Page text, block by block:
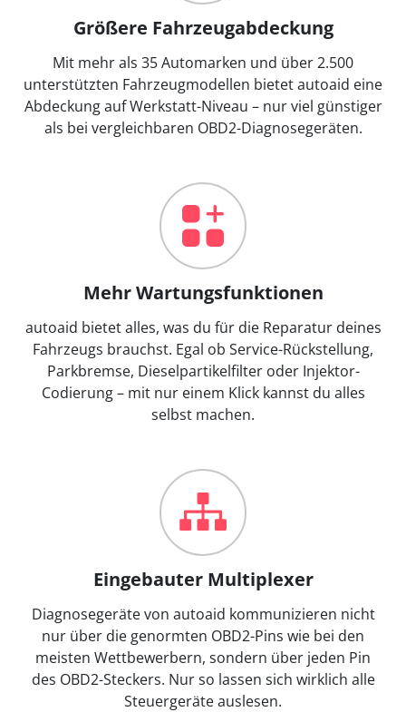
Größere Fahrzeugabdeckung
Mit mehr als 35 Automarken und über 2.500
unterstützten Fahrzeugmodellen bietet autoaid eine
Abdeckung auf Werkstatt-Niveau – nur viel günstiger
als bei vergleichbaren OBD2-Diagnosegeräten.
Mehr Wartungsfunktionen
autoaid bietet alles, was du für die Reparatur deines
Fahrzeugs brauchst. Egal ob Service-Rückstellung,
Parkbremse, Dieselpartikelfilter oder Injektor-
Codierung – mit nur einem Klick kannst du alles
selbst machen.
Eingebauter Multiplexer
Diagnosegeräte von autoaid kommunizieren nicht
nur über die genormten OBD2-Pins wie bei den
meisten Wettbewerbern, sondern über jeden Pin
des OBD2-Steckers. Nur so lassen sich wirklich alle
Steuergeräte auslesen.